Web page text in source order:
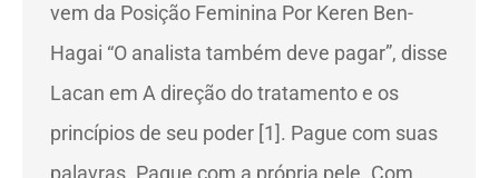
vem da Posição Feminina Por Keren Ben-
Hagai “O analista também deve pagar”, disse
Lacan em A direção do tratamento e os
princípios de seu poder [1]. Pague com suas
palavras. Pague com a própria pele. Com